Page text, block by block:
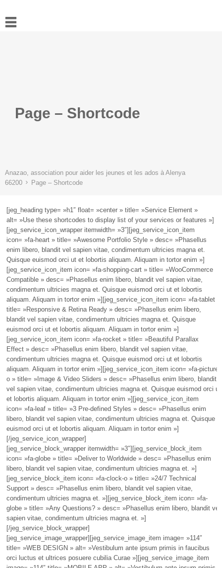
Page – Shortcode
Anazao, association pour aider les jeunes et les ados à Alenya
66200
Page – Shortcode
[jeg_heading type= »h1″ float= »center » title= »Service Element »
alt= »Use these shortcodes to display list of your services or features »]
[jeg_service_icon_wrapper itemwidth= »3″][jeg_service_icon_item
icon= »fa-heart » title= »Awesome Portfolio Style » desc= »Phasellus
enim libero, blandit vel sapien vitae, condimentum ultricies magna et.
Quisque euismod orci ut et lobortis aliquam. Aliquam in tortor enim »]
[jeg_service_icon_item icon= »fa-shopping-cart » title= »WooCommerce
Compatible » desc= »Phasellus enim libero, blandit vel sapien vitae,
condimentum ultricies magna et. Quisque euismod orci ut et lobortis
aliquam. Aliquam in tortor enim »][jeg_service_icon_item icon= »fa-tablet »
title= »Responsive & Retina Ready » desc= »Phasellus enim libero,
blandit vel sapien vitae, condimentum ultricies magna et. Quisque
euismod orci ut et lobortis aliquam. Aliquam in tortor enim »]
[jeg_service_icon_item icon= »fa-rocket » title= »Beautiful Parallax
Effect » desc= »Phasellus enim libero, blandit vel sapien vitae,
condimentum ultricies magna et. Quisque euismod orci ut et lobortis
aliquam. Aliquam in tortor enim »][jeg_service_icon_item icon= »fa-picture-
o » title= »Image & Video Sliders » desc= »Phasellus enim libero, blandit
vel sapien vitae, condimentum ultricies magna et. Quisque euismod orci ut
et lobortis aliquam. Aliquam in tortor enim »][jeg_service_icon_item
icon= »fa-leaf » title= »3 Pre-defined Styles » desc= »Phasellus enim
libero, blandit vel sapien vitae, condimentum ultricies magna et. Quisque
euismod orci ut et lobortis aliquam. Aliquam in tortor enim »]
[/jeg_service_icon_wrapper]
[jeg_service_block_wrapper itemwidth= »3″][jeg_service_block_item
icon= »fa-globe » title= »Deliver to Worldwide » desc= »Phasellus enim
libero, blandit vel sapien vitae, condimentum ultricies magna et. »]
[jeg_service_block_item icon= »fa-clock-o » title= »24/7 Technical
Support » desc= »Phasellus enim libero, blandit vel sapien vitae,
condimentum ultricies magna et. »][jeg_service_block_item icon= »fa-
globe » title= »Any Questions? » desc= »Phasellus enim libero, blandit vel
sapien vitae, condimentum ultricies magna et. »]
[/jeg_service_block_wrapper]
[jeg_service_image_wrapper][jeg_service_image_item image= »114″
title= »WEB DESIGN » alt= »Vestibulum ante ipsum primis in faucibus
orci luctus et ultrices posuere cubilia Curae »][jeg_service_image_item
Accueil